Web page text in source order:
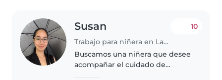
Susan
Trabajo para niñera en Lambaré
10
Buscamos una niñera que desee
acompañar el cuidado de